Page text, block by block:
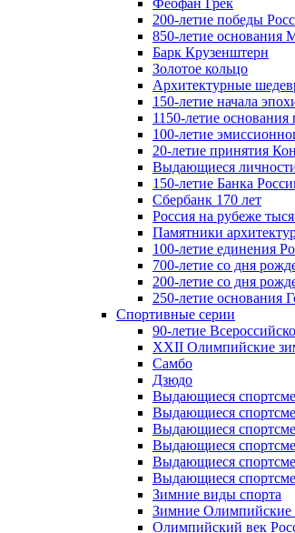
200-летие победы
850-летие основания
Барк Крузенштерн
Золотое кольцо
Архитектурные
150-летие начала
1150-летие
100-летие
20-летие принятия
Выдающиеся
150-летие Банка
Сбербанк 170 лет
Россия на рубеже
Памятники
100-летие единения
700-летие со дня
200-летие со дня
250-летие основания
Спортивные серии
90-летие
XXII Олимпийские
Самбо
Дзюдо
Выдающиеся
Выдающиеся
Выдающиеся
Выдающиеся
Выдающиеся
Выдающиеся
Зимние виды спорта
Зимние Олимпийские
Олимпийский век